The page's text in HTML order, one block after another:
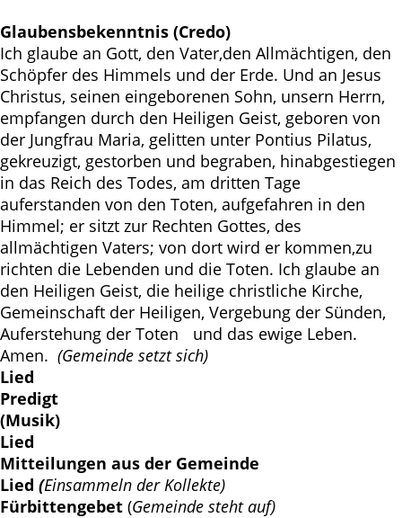
Glaubensbekenntnis (Credo)
Ich glaube an Gott, den Vater,den Allmächtigen, den
Schöpfer des Himmels und der Erde. Und an Jesus
Christus, seinen eingeborenen Sohn, unsern Herrn,
empfangen durch den Heiligen Geist, geboren von
der Jungfrau Maria, gelitten unter Pontius Pilatus,
gekreuzigt, gestorben und begraben, hinabgestiegen
in das Reich des Todes, am dritten Tage
auferstanden von den Toten, aufgefahren in den
Himmel; er sitzt zur Rechten Gottes, des
allmächtigen Vaters; von dort wird er kommen,zu
richten die Lebenden und die Toten. Ich glaube an
den Heiligen Geist, die heilige christliche Kirche,
Gemeinschaft der Heiligen, Vergebung der Sünden,
Auferstehung der Toten und das ewige Leben.
Amen. (Gemeinde setzt sich)
Lied
Predigt
(Musik)
Lied
Mitteilungen aus der Gemeinde
Lied (Einsammeln der Kollekte)
Fürbittengebet (Gemeinde steht auf)